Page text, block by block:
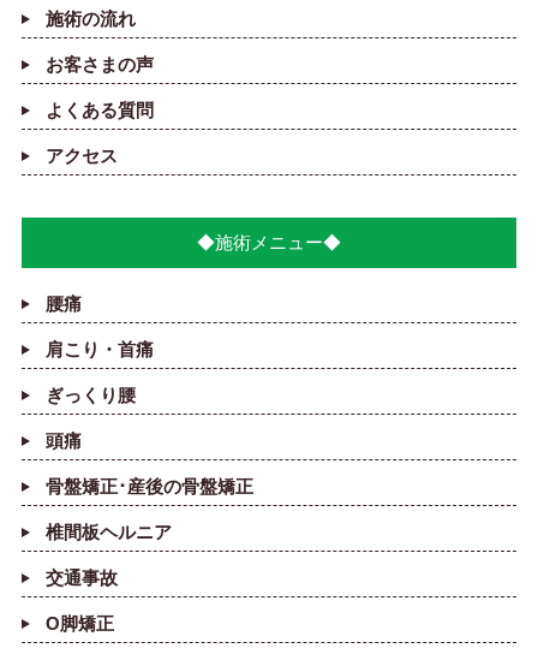
施術の流れ
お客さまの声
よくある質問
アクセス
◆施術メニュー◆
腰痛
肩こり・首痛
ぎっくり腰
頭痛
骨盤矯正･産後の骨盤矯正
椎間板ヘルニア
交通事故
O脚矯正